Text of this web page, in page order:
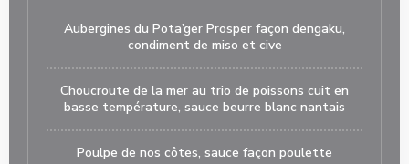
Aubergines du Pota’ger Prosper façon dengaku,
condiment de miso et cive
Choucroute de la mer au trio de poissons cuit en
basse température, sauce beurre blanc nantais
Poulpe de nos côtes, sauce façon poulette